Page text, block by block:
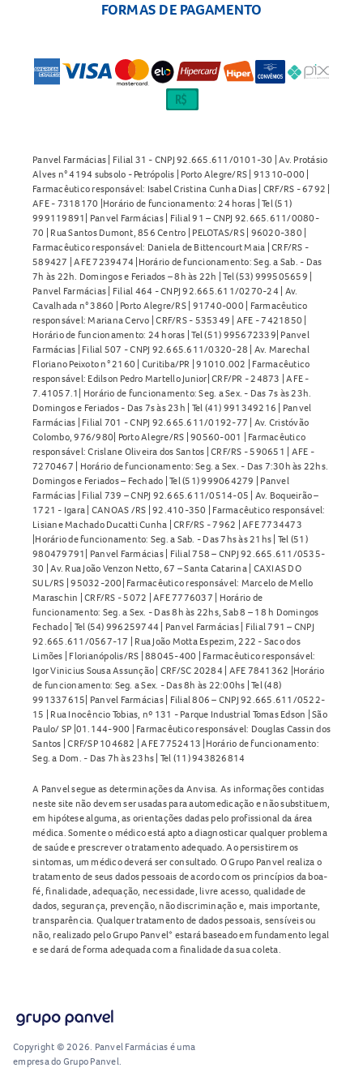
FORMAS DE PAGAMENTO
Panvel Farmácias | Filial 31 - CNPJ 92.665.611/0101-30 | Av. Protásio
Alves n° 4194 subsolo - Petrópolis | Porto Alegre/RS | 91310-000 |
Farmacêutico responsável: Isabel Cristina Cunha Dias | CRF/RS - 6792 |
AFE - 7318170 |Horário de funcionamento: 24 horas | Tel (51)
999119891| Panvel Farmácias | Filial 91 – CNPJ 92.665.611/0080-
70 | Rua Santos Dumont, 856 Centro | PELOTAS/RS | 96020-380 |
Farmacêutico responsável: Daniela de Bittencourt Maia | CRF/RS -
589427 | AFE 7239474 |Horário de funcionamento: Seg. a Sab. - Das
7h às 22h. Domingos e Feriados – 8h às 22h | Tel (53) 999505659 |
Panvel Farmácias | Filial 464 - CNPJ 92.665.611/0270-24 | Av.
Cavalhada n° 3860 | Porto Alegre/RS | 91740-000 | Farmacêutico
responsável: Mariana Cervo | CRF/RS - 535349 | AFE - 7421850 |
Horário de funcionamento: 24 horas | Tel (51) 995672339| Panvel
Farmácias | Filial 507 - CNPJ 92.665.611/0320-28 | Av. Marechal
Floriano Peixoto n° 2160 | Curitiba/PR | 91010.002 | Farmacêutico
responsável: Edilson Pedro Martello Junior| CRF/PR - 24873 | AFE -
7.41057.1| Horário de funcionamento: Seg. a Sex. - Das 7s às 23h.
Domingos e Feriados - Das 7s às 23h | Tel (41) 991349216 | Panvel
Farmácias | Filial 701 - CNPJ 92.665.611/0192-77 | Av. Cristóvão
Colombo, 976/980| Porto Alegre/RS | 90560-001 | Farmacêutico
responsável: Crislane Oliveira dos Santos | CRF/RS - 590651 | AFE -
7270467 | Horário de funcionamento: Seg. a Sex. - Das 7:30h às 22hs.
Domingos e Feriados – Fechado | Tel (51) 999064279 | Panvel
Farmácias | Filial 739 – CNPJ 92.665.611/0514-05 | Av. Boqueirão –
1721 - Igara | CANOAS /RS | 92.410-350 | Farmacêutico responsável:
Lisiane Machado Ducatti Cunha | CRF/RS - 7962 | AFE 7734473
|Horário de funcionamento: Seg. a Sab. - Das 7hs às 21hs | Tel (51)
980479791| Panvel Farmácias | Filial 758 – CNPJ 92.665.611/0535-
30 | Av. Rua João Venzon Netto, 67 – Santa Catarina | CAXIAS DO
SUL/RS | 95032-200| Farmacêutico responsável: Marcelo de Mello
Maraschin | CRF/RS - 5072 | AFE 7776037 | Horário de
funcionamento: Seg. a Sex. - Das 8h às 22hs, Sab 8 – 18 h Domingos
Fechado | Tel (54) 996259744 | Panvel Farmácias | Filial 791 – CNPJ
92.665.611/0567-17 | Rua João Motta Espezim, 222 - Saco dos
Limões | Florianópolis/RS | 88045-400 | Farmacêutico responsável:
Igor Vinicius Sousa Assunção | CRF/SC 20284 | AFE 7841362 |Horário
de funcionamento: Seg. a Sex. - Das 8h às 22:00hs | Tel (48)
991337615| Panvel Farmácias | Filial 806 – CNPJ 92.665.611/0522-
15 | Rua Inocêncio Tobias, nº 131 - Parque Industrial Tomas Edson | São
Paulo/ SP |01.144-900 | Farmacêutico responsável: Douglas Cassin dos
Santos | CRF/SP 104682 | AFE 7752413 |Horário de funcionamento:
Seg. a Dom. - Das 7h às 23hs | Tel (11) 943826814
A Panvel segue as determinações da Anvisa. As informações contidas
neste site não devem ser usadas para automedicação e não substituem,
em hipótese alguma, as orientações dadas pelo profissional da área
médica. Somente o médico está apto a diagnosticar qualquer problema
de saúde e prescrever o tratamento adequado. Ao persistirem os
sintomas, um médico deverá ser consultado. O Grupo Panvel realiza o
tratamento de seus dados pessoais de acordo com os princípios da boa-
fé, finalidade, adequação, necessidade, livre acesso, qualidade de
dados, segurança, prevenção, não discriminação e, mais importante,
transparência. Qualquer tratamento de dados pessoais, sensíveis ou
não, realizado pelo Grupo Panvel* estará baseado em fundamento legal
e se dará de forma adequada com a finalidade da sua coleta.
Copyright © 2026. Panvel Farmácias é uma
empresa do Grupo Panvel.